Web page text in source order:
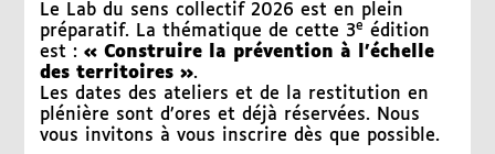
Le Lab du sens collectif 2026 est en plein
préparatif. La thématique de cette 3e édition
est : « Construire la prévention à l'échelle
des territoires ».
Les dates des ateliers et de la restitution en
plénière sont d’ores et déjà réservées. Nous
vous invitons à vous inscrire dès que possible.